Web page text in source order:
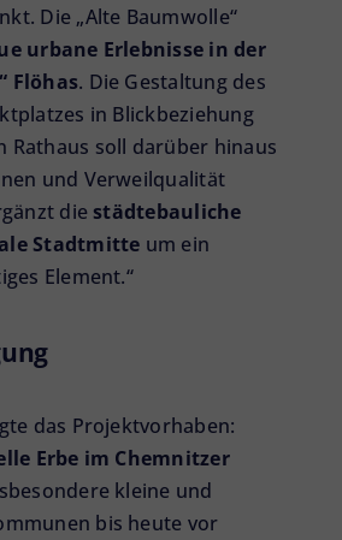
Die „Alte Baumwolle“
urbane Erlebnisse in der
Flöhas. Die Gestaltung des
in Blickbeziehung
Rathaus soll darüber hinaus
und Verweilqualität
die städtebauliche
Stadtmitte um ein
Element.“
das Projektvorhaben:
Erbe im Chemnitzer
kleine und
bis heute vor